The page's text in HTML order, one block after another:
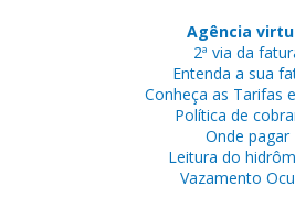
Agência
2ª via da
Entenda a sua
Conheça as Tarifas
Política de
Onde pagar
Leitura do
Vazamento